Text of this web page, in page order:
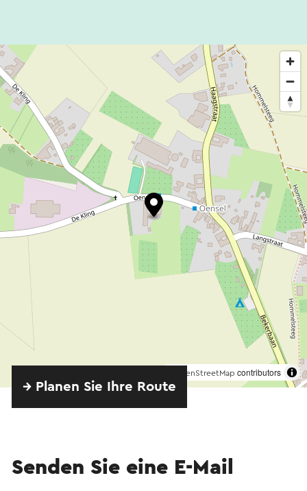
OpenStreetMap contributors
→ Planen Sie Ihre Route
Senden Sie eine E-Mail